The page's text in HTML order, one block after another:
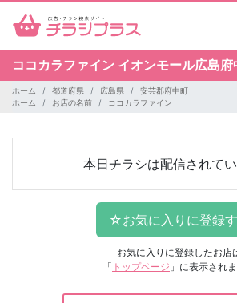
ココカラファイン イオンモール広島府
ホーム 都道府県 広島県
安芸郡府中町
ホーム
お店の名前 ココカラファイン
本日チラシは配信されて
お気に入りに登録したお店
「 トップページ 」に表示されま